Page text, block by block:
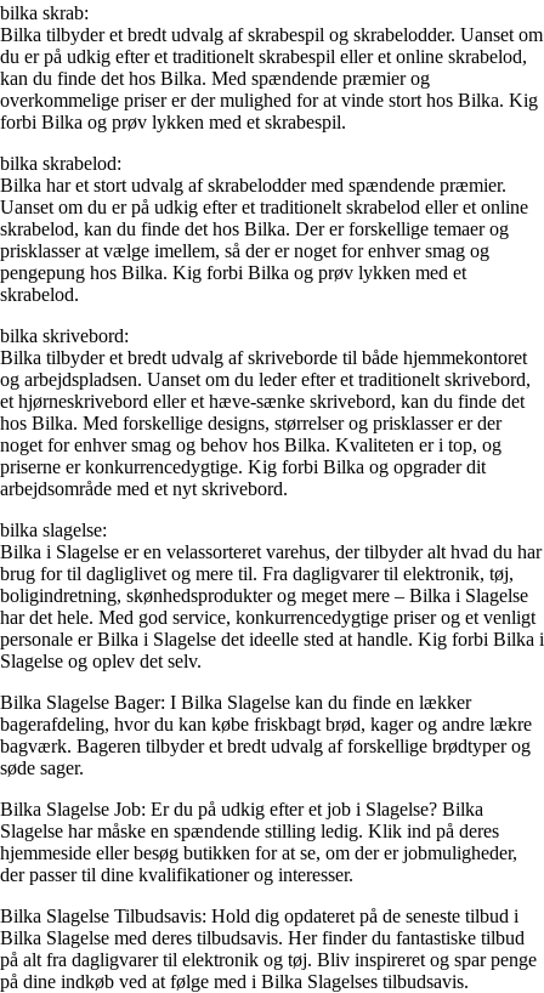
bilka skrab:
Bilka tilbyder et bredt udvalg af skrabespil og skrabelodder. Uanset om
du er på udkig efter et traditionelt skrabespil eller et online skrabelod,
kan du finde det hos Bilka. Med spændende præmier og
overkommelige priser er der mulighed for at vinde stort hos Bilka. Kig
forbi Bilka og prøv lykken med et skrabespil.
bilka skrabelod:
Bilka har et stort udvalg af skrabelodder med spændende præmier.
Uanset om du er på udkig efter et traditionelt skrabelod eller et online
skrabelod, kan du finde det hos Bilka. Der er forskellige temaer og
prisklasser at vælge imellem, så der er noget for enhver smag og
pengepung hos Bilka. Kig forbi Bilka og prøv lykken med et
skrabelod.
bilka skrivebord:
Bilka tilbyder et bredt udvalg af skriveborde til både hjemmekontoret
og arbejdspladsen. Uanset om du leder efter et traditionelt skrivebord,
et hjørneskrivebord eller et hæve-sænke skrivebord, kan du finde det
hos Bilka. Med forskellige designs, størrelser og prisklasser er der
noget for enhver smag og behov hos Bilka. Kvaliteten er i top, og
priserne er konkurrencedygtige. Kig forbi Bilka og opgrader dit
arbejdsområde med et nyt skrivebord.
bilka slagelse:
Bilka i Slagelse er en velassorteret varehus, der tilbyder alt hvad du har
brug for til dagliglivet og mere til. Fra dagligvarer til elektronik, tøj,
boligindretning, skønhedsprodukter og meget mere – Bilka i Slagelse
har det hele. Med god service, konkurrencedygtige priser og et venligt
personale er Bilka i Slagelse det ideelle sted at handle. Kig forbi Bilka i
Slagelse og oplev det selv.
Bilka Slagelse Bager: I Bilka Slagelse kan du finde en lækker
bagerafdeling, hvor du kan købe friskbagt brød, kager og andre lækre
bagværk. Bageren tilbyder et bredt udvalg af forskellige brødtyper og
søde sager.
Bilka Slagelse Job: Er du på udkig efter et job i Slagelse? Bilka
Slagelse har måske en spændende stilling ledig. Klik ind på deres
hjemmeside eller besøg butikken for at se, om der er jobmuligheder,
der passer til dine kvalifikationer og interesser.
Bilka Slagelse Tilbudsavis: Hold dig opdateret på de seneste tilbud i
Bilka Slagelse med deres tilbudsavis. Her finder du fantastiske tilbud
på alt fra dagligvarer til elektronik og tøj. Bliv inspireret og spar penge
på dine indkøb ved at følge med i Bilka Slagelses tilbudsavis.